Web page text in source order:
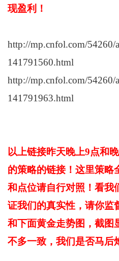
现盈利！
http://mp.cnfol.com/54260/
141791560.html
http://mp.cnfol.com/54260/
141791963.html
以上链接昨天晚上9点和
的策略的链接！这里策略
和点位请自行对照！看我
证我们的真实性，请你监
和下面黄金走势图，截图
不多一致，我们是否马后